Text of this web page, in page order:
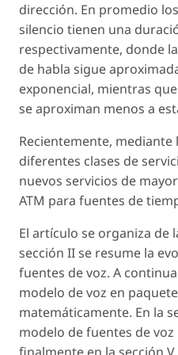
dirección. En promedio
silencio tienen una
respectivamente, donde
de habla sigue
exponencial, mientras
se aproximan menos a
Recientemente,
diferentes clases de
nuevos servicios de
ATM para fuentes de
El artículo se organiza de
sección II se resume la
fuentes de voz. A
modelo de voz en
matemáticamente. En la
modelo de fuentes de